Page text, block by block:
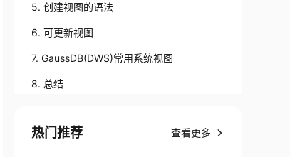
5. 创建视图的语法
6. 可更新视图
7. GaussDB(DWS)常用系统视图
8. 总结
热门推荐 查看更多